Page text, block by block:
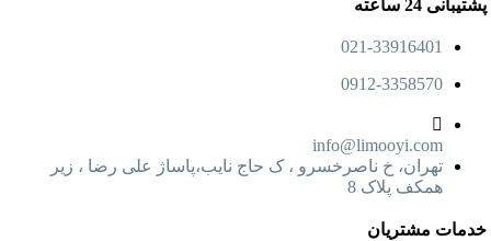
ساعته
021-33916401
0912-3358570
info@limooyi.com
تهران، خ ناصرخسرو ، ک حاج نایب،پاساژ علی رضا ، زیر
همکف پلاک 8
مشتریان